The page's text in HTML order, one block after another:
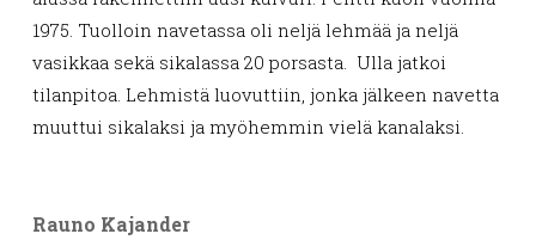
1975. Tuolloin navetassa oli neljä lehmää ja neljä
vasikkaa sekä sikalassa 20 porsasta. Ulla jatkoi
tilanpitoa. Lehmistä luovuttiin, jonka jälkeen navetta
muuttui sikalaksi ja myöhemmin vielä kanalaksi.
Rauno Kajander